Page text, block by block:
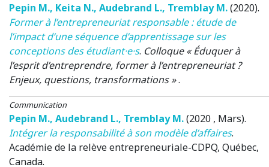
Pepin M., Keita N., Audebrand L., Tremblay M.(2020).
Former à l’entrepreneuriat responsable : étude de
l’impact d’une séquence d’apprentissage sur les
conceptions des étudiant·e·s. Colloque « Éduquer à
l’esprit d’entreprendre, former à l’entrepreneuriat ?
Enjeux, questions, transformations ».
Communication
Pepin M., Audebrand L., Tremblay M.(2020 , Mars).
Intégrer la responsabilité à son modèle d’affaires.
Académie de la relève entrepreneuriale-CDPQ, Québec,
Canada.